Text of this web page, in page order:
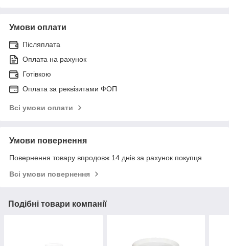
Умови оплати
Післяплата
Оплата на рахунок
Готівкою
Оплата за реквізитами ФОП
Всі умови оплати
Умови повернення
Повернення товару впродовж 14 днів за рахунок покупця
Всі умови повернення
Подібні товари компанії